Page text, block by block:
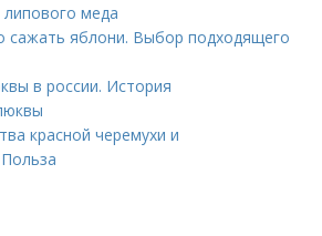
меда
сажать яблони. Выбор подходящего
в россии. История
красной черемухи и